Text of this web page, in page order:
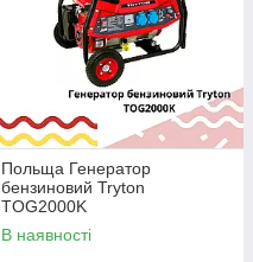
Польща Генератор
бензиновий Tryton
TOG2000K
В наявності